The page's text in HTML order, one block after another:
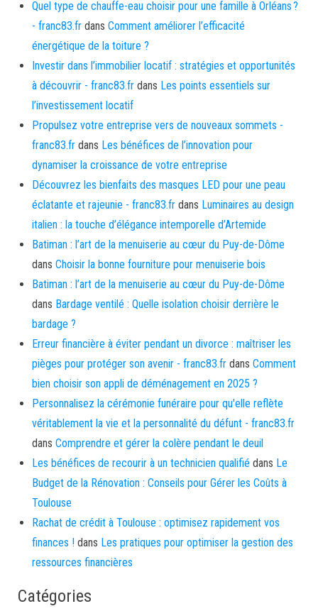
Quel type de chauffe-eau choisir pour une famille à Orléans ?
- franc83.fr dans Comment améliorer l’efficacité
énergétique de la toiture ?
Investir dans l’immobilier locatif : stratégies et opportunités
à découvrir - franc83.fr dans Les points essentiels sur
l’investissement locatif
Propulsez votre entreprise vers de nouveaux sommets -
franc83.fr dans Les bénéfices de l’innovation pour
dynamiser la croissance de votre entreprise
Découvrez les bienfaits des masques LED pour une peau
éclatante et rajeunie - franc83.fr dans Luminaires au design
italien : la touche d’élégance intemporelle d’Artemide
Batiman : l’art de la menuiserie au cœur du Puy-de-Dôme
dans Choisir la bonne fourniture pour menuiserie bois
Batiman : l’art de la menuiserie au cœur du Puy-de-Dôme
dans Bardage ventilé : Quelle isolation choisir derrière le
bardage ?
Erreur financière à éviter pendant un divorce : maîtriser les
pièges pour protéger son avenir - franc83.fr dans Comment
bien choisir son appli de déménagement en 2025 ?
Personnalisez la cérémonie funéraire pour qu'elle reflète
véritablement la vie et la personnalité du défunt - franc83.fr
dans Comprendre et gérer la colère pendant le deuil
Les bénéfices de recourir à un technicien qualifié dans Le
Budget de la Rénovation : Conseils pour Gérer les Coûts à
Toulouse
Rachat de crédit à Toulouse : optimisez rapidement vos
finances ! dans Les pratiques pour optimiser la gestion des
ressources financières
Catégories